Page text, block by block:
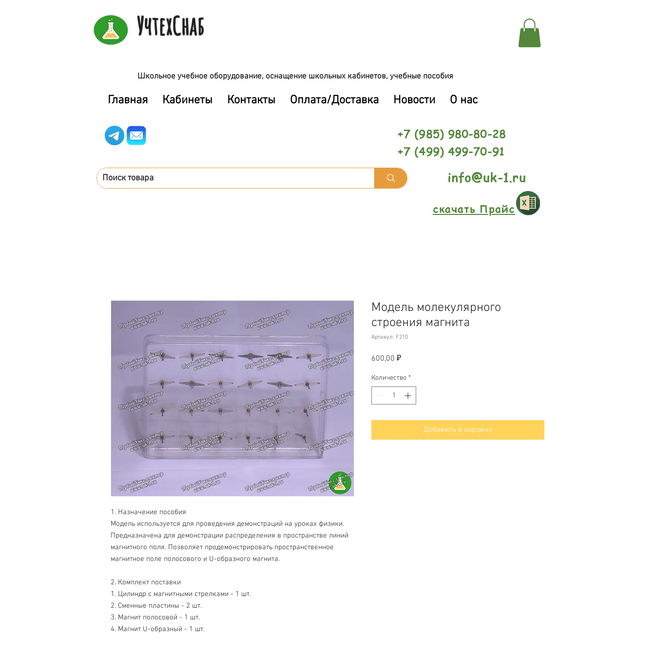
УчтехСнаб
Школьное учебное оборудование, оснащение школьных кабинетов, учебные пособия
Главная Кабинеты Контакты Оплата/Доставка Новости О нас
+7 (985) 980-80-28
+7 (499) 499-70-91
info@uk-1.ru
скачать Прайс
1. Назначение пособия
Модель используется для проведения демонстраций на уроках физики.
Предназначена для демонстрации распределения в пространстве линий
магнитного поля. Позволяет продемонстрировать пространственное
магнитное поле полосового и U-образного магнита.
2. Комплект поставки
1. Цилиндр с магнитными стрелками - 1 шт.
2. Сменные пластины - 2 шт.
3. Магнит полосовой - 1 шт.
4. Магнит U-образный - 1 шт.
Модель молекулярного
строения магнита
Артикул: F210
600,00 ₽Цена
Количество *
Добавить в корзину